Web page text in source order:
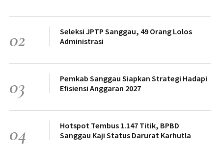
02
Seleksi JPTP Sanggau, 49 Orang Lolos
Administrasi
03
Pemkab Sanggau Siapkan Strategi Hadapi
Efisiensi Anggaran 2027
04
Hotspot Tembus 1.147 Titik, BPBD
Sanggau Kaji Status Darurat Karhutla